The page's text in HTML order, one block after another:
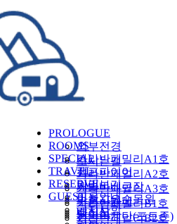
PROLOGUE
외부전경
오시는길
ROOMS
카라반패밀리A1호
카라반패밀리A2호
카라반패밀리A3호
카라반패밀리B1호
카라반패밀리B2호
SPECIAL
캠프파이어
개별바베큐장
구름산카페
천국의계단(포토존)
TRAVEL
미리보기
아침고요수목원
남이섬
RESERVE
이용안내
배치도
GUEST
공지사항